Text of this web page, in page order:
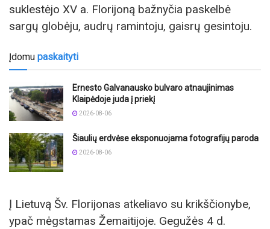
suklestėjo XV a. Florijoną bažnyčia paskelbė
sargų globėju, audrų ramintoju, gaisrų gesintoju.
Įdomu paskaityti
Ernesto Galvanausko bulvaro atnaujinimas
Klaipėdoje juda į priekį
2026-08-06
Šiaulių erdvėse eksponuojama fotografijų paroda
2026-08-06
Į Lietuvą Šv. Florijonas atkeliavo su krikščionybe,
ypač mėgstamas Žemaitijoje. Gegužės 4 d.